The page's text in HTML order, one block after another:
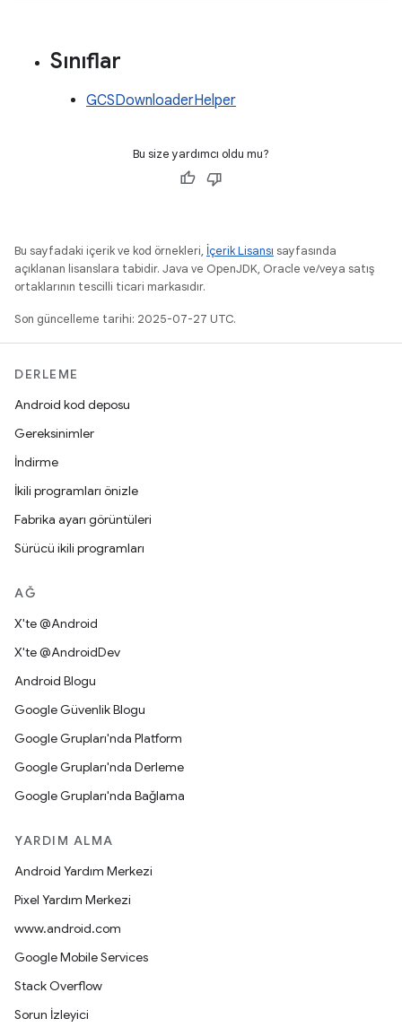
Sınıflar
GCSDownloaderHelper
Bu size yardımcı oldu mu?
Bu sayfadaki içerik ve kod örnekleri, İçerik Lisansı sayfasında
açıklanan lisanslara tabidir. Java ve OpenJDK, Oracle ve/veya satış
ortaklarının tescilli ticari markasıdır.
Son güncelleme tarihi: 2025-07-27 UTC.
DERLEME
Android kod deposu
Gereksinimler
İndirme
İkili programları önizle
Fabrika ayarı görüntüleri
Sürücü ikili programları
AĞ
X'te @Android
X'te @AndroidDev
Android Blogu
Google Güvenlik Blogu
Google Grupları'nda Platform
Google Grupları'nda Derleme
Google Grupları'nda Bağlama
YARDIM ALMA
Android Yardım Merkezi
Pixel Yardım Merkezi
www.android.com
Google Mobile Services
Stack Overflow
Sorun İzleyici